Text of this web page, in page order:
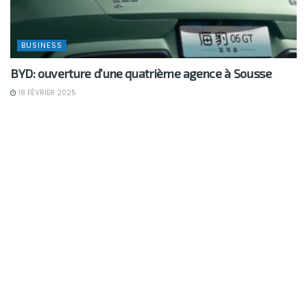
BUSINESS
BYD: ouverture d’une quatrième agence à Sousse
18 FÉVRIER 2025